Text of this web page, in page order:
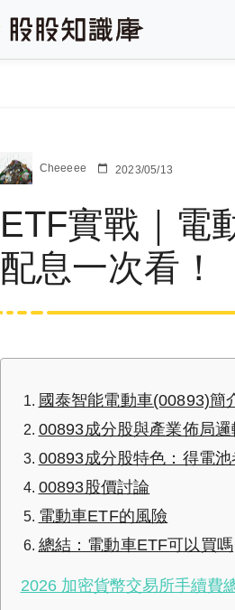
Cheeeee 2023/05/13
ETF實戰｜電
配息一次看！
國泰智能電動車(00893)簡
00893成分股與產業佈局邏
00893成分股特色：得電池
00893股價討論
電動車ETF的風險
總結：電動車ETF可以買嗎
2026 加密貨幣交易所手續費